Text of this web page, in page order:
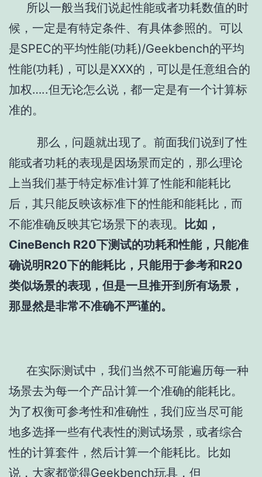
所以一般当我们说起性能或者功耗数值的时
候，一定是有特定条件、有具体参照的。可以
是SPEC的平均性能(功耗)/Geekbench的平均
性能(功耗)，可以是XXX的，可以是任意组合的
加权…..但无论怎么说，都一定是有一个计算标
准的。
那么，问题就出现了。前面我们说到了性
能或者功耗的表现是因场景而定的，那么理论
上当我们基于特定标准计算了性能和能耗比
后，其只能反映该标准下的性能和能耗比，而
不能准确反映其它场景下的表现。
比如，
CineBench R20下测试的功耗和性能，只能准
确说明R20下的能耗比，只能用于参考和R20
类似场景的表现，但是一旦推开到所有场景，
那显然是非常不准确不严谨的。
在实际测试中，我们当然不可能遍历每一种
场景去为每一个产品计算一个准确的能耗比。
为了权衡可参考性和准确性，我们应当尽可能
地多选择一些有代表性的测试场景，或者综合
性的计算套件，然后计算一个能耗比。比如
说，大家都觉得Geekbench玩具，但